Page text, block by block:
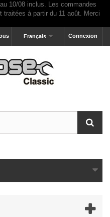
Connexion
Français